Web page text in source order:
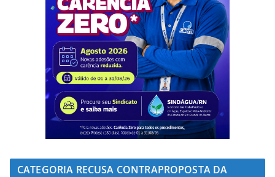
CATEGORIA RECUSA CONTRAPROPOSTA DA